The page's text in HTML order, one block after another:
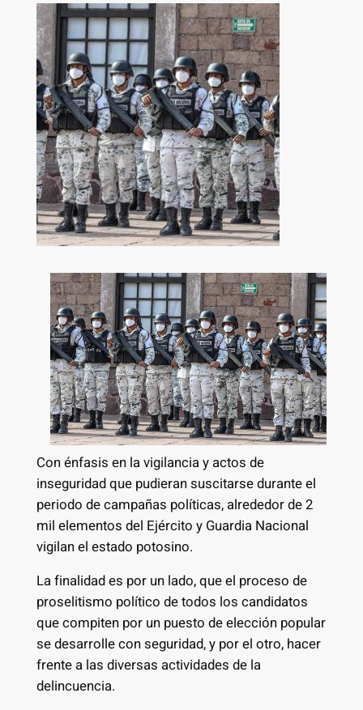
Con énfasis en la vigilancia y actos de
inseguridad que pudieran suscitarse durante el
periodo de campañas políticas, alrededor de 2
mil elementos del Ejército y Guardia Nacional
vigilan el estado potosino.
La finalidad es por un lado, que el proceso de
proselitismo político de todos los candidatos
que compiten por un puesto de elección popular
se desarrolle con seguridad, y por el otro, hacer
frente a las diversas actividades de la
delincuencia.